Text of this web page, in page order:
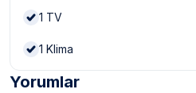
1 TV
1 Klima
Yorumlar